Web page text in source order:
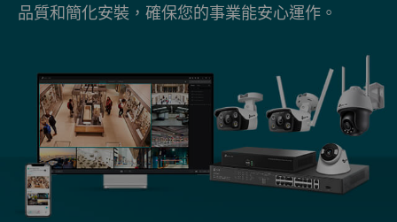
品質和簡化安裝，確保您的事業能安心運作。